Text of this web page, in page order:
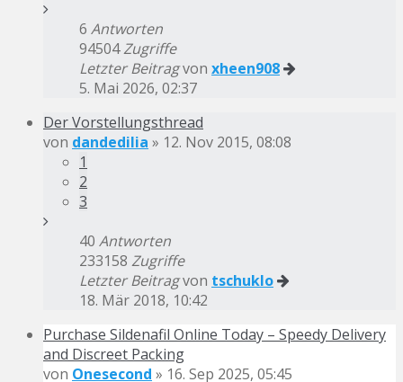
6 Antworten
94504Zugriffe
Letzter Beitragvon xheen908
5. Mai 2026, 02:37
Der Vorstellungsthread
von dandedilia » 12. Nov 2015, 08:08
1
2
3
40 Antworten
233158 Zugriffe
Letzter Beitragvon tschuklo
18. Mär 2018, 10:42
Purchase Sildenafil Online Today – Speedy Delivery
and Discreet Packing
von Onesecond » 16. Sep 2025, 05:45